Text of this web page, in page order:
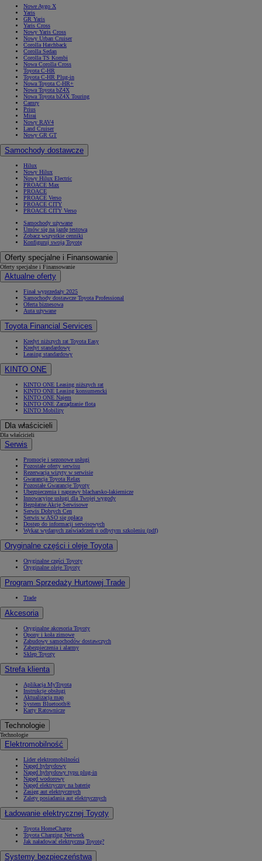
Nowe Aygo X
Yaris
GR Yaris
Yaris Cross
Nowy Yaris Cross
Nowy Urban Cruiser
Corolla Hatchback
Corolla Sedan
Corolla TS Kombi
Nowa Corolla Cross
Toyota C-HR
Toyota C-HR Plug-in
Nowa Toyota C-HR+
Nowa Toyota bZ4X
Nowa Toyota bZ4X Touring
Camry
Prius
Mirai
Nowy RAV4
Land Cruiser
Nowy GR GT
Samochody dostawcze
Hilux
Nowy Hilux
Nowy Hilux Electric
PROACE Max
PROACE
PROACE Verso
PROACE CITY
PROACE CITY Verso
Samochody używane
Umów się na jazdę testową
Zobacz wszystkie cenniki
Konfiguruj swoją Toyotę
Oferty specjalne i Finansowanie
Oferty specjalne i Finansowanie
Aktualne oferty
Finał wyprzedaży 2025
Samochody dostawcze Toyota Professional
Oferta biznesowa
Auta używane
Toyota Financial Services
Kredyt niższych rat Toyota Easy
Kredyt standardowy
Leasing standardowy
KINTO ONE
KINTO ONE Leasing niższych rat
KINTO ONE Leasing konsumencki
KINTO ONE Najem
KINTO ONE Zarządzanie flotą
KINTO Mobility
Dla właścicieli
Dla właścicieli
Serwis
Promocje i sezonowe usługi
Pozostałe oferty serwisu
Rezerwacja wizyty w serwisie
Gwarancja Toyota Relax
Pozostałe Gwarancje Toyoty
Ubezpieczenia i naprawy blacharsko-lakiernicze
Innowacyjne usługi dla Twojej wygody
Bezpłatne Akcje Serwisowe
Serwis Dobrych Cen
Serwis w ASO się opłaca
Dostęp do informacji serwisowych
Wykaz wydanych zaświadczeń o odbytym szkoleniu (pdf)
Oryginalne części i oleje Toyota
Oryginalne części Toyoty
Oryginalne oleje Toyoty
Program Sprzedaży Hurtowej Trade
Trade
Akcesoria
Oryginalne akcesoria Toyoty
Opony i koła zimowe
Zabudowy samochodów dostawczych
Zabezpieczenia i alarmy
Sklep Toyoty
Strefa klienta
Aplikacja MyToyota
Instrukcje obsługi
Aktualizacja map
System Bluetooth®
Karty Ratownicze
Technologie
Technologie
Elektromobilność
Lider elektromobilności
Napęd hybrydowy
Napęd hybrydowy typu plug-in
Napęd wodorowy
Napęd elektryczny na baterię
Zasięg aut elektrycznych
Zalety posiadania aut elektrycznych
Ładowanie elektrycznej Toyoty
Toyota HomeCharge
Toyota Charging Network
Jak naładować elektryczną Toyotę?
Systemy bezpieczeństwa